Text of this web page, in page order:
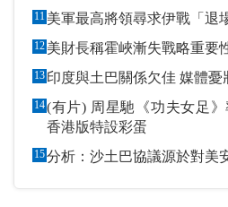
11 美軍最高將領尋求伊戰「退
12 美財長稱霍峽漸失戰略重要
13 印度與土巴關
14(有片) 周星馳《功夫女足
香港版特設彩蛋
15分析：沙土巴協議源於對美